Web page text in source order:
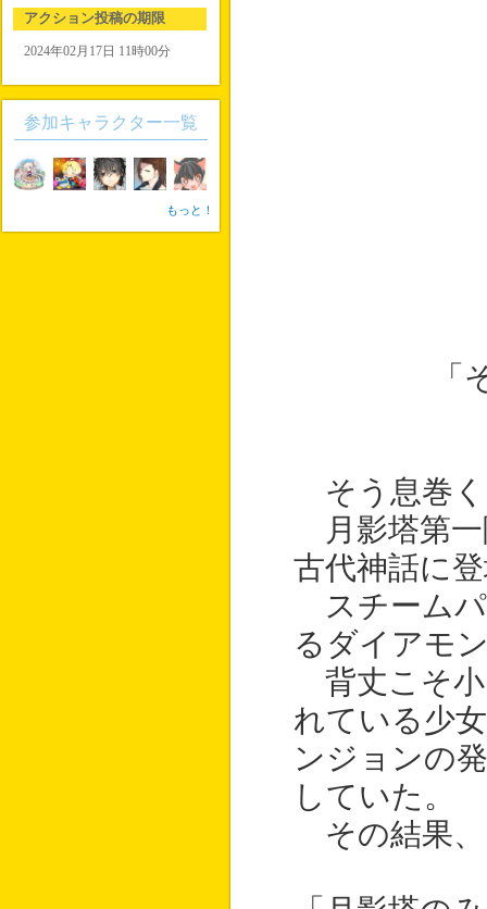
「
そう息巻
月影塔第一
古代神話に
スチームパ
るダイアモ
背丈こそ小
れている少
ンジョンの
していた。
その結果、
アクション投稿の期限
2024年02月17日 11時00分
参加キャラクター一覧
もっと！